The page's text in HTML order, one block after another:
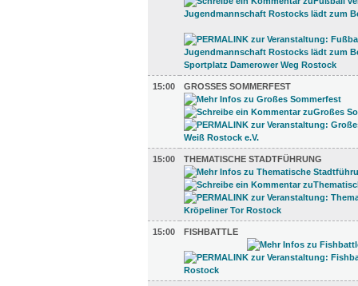
15:00 GROSSES SOMMERFEST
15:00 THEMATISCHE STADTFÜHRUNG
15:00 FISHBATTLE